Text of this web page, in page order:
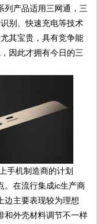
列产品适用三网通，三
别、快速充电等技术
其宝贵，具有竞争能
因此才拥有今日的三
手机制造商的计划
。在流行集成ic生产商
边主要表现较为理想
和外壳材料调节不一样